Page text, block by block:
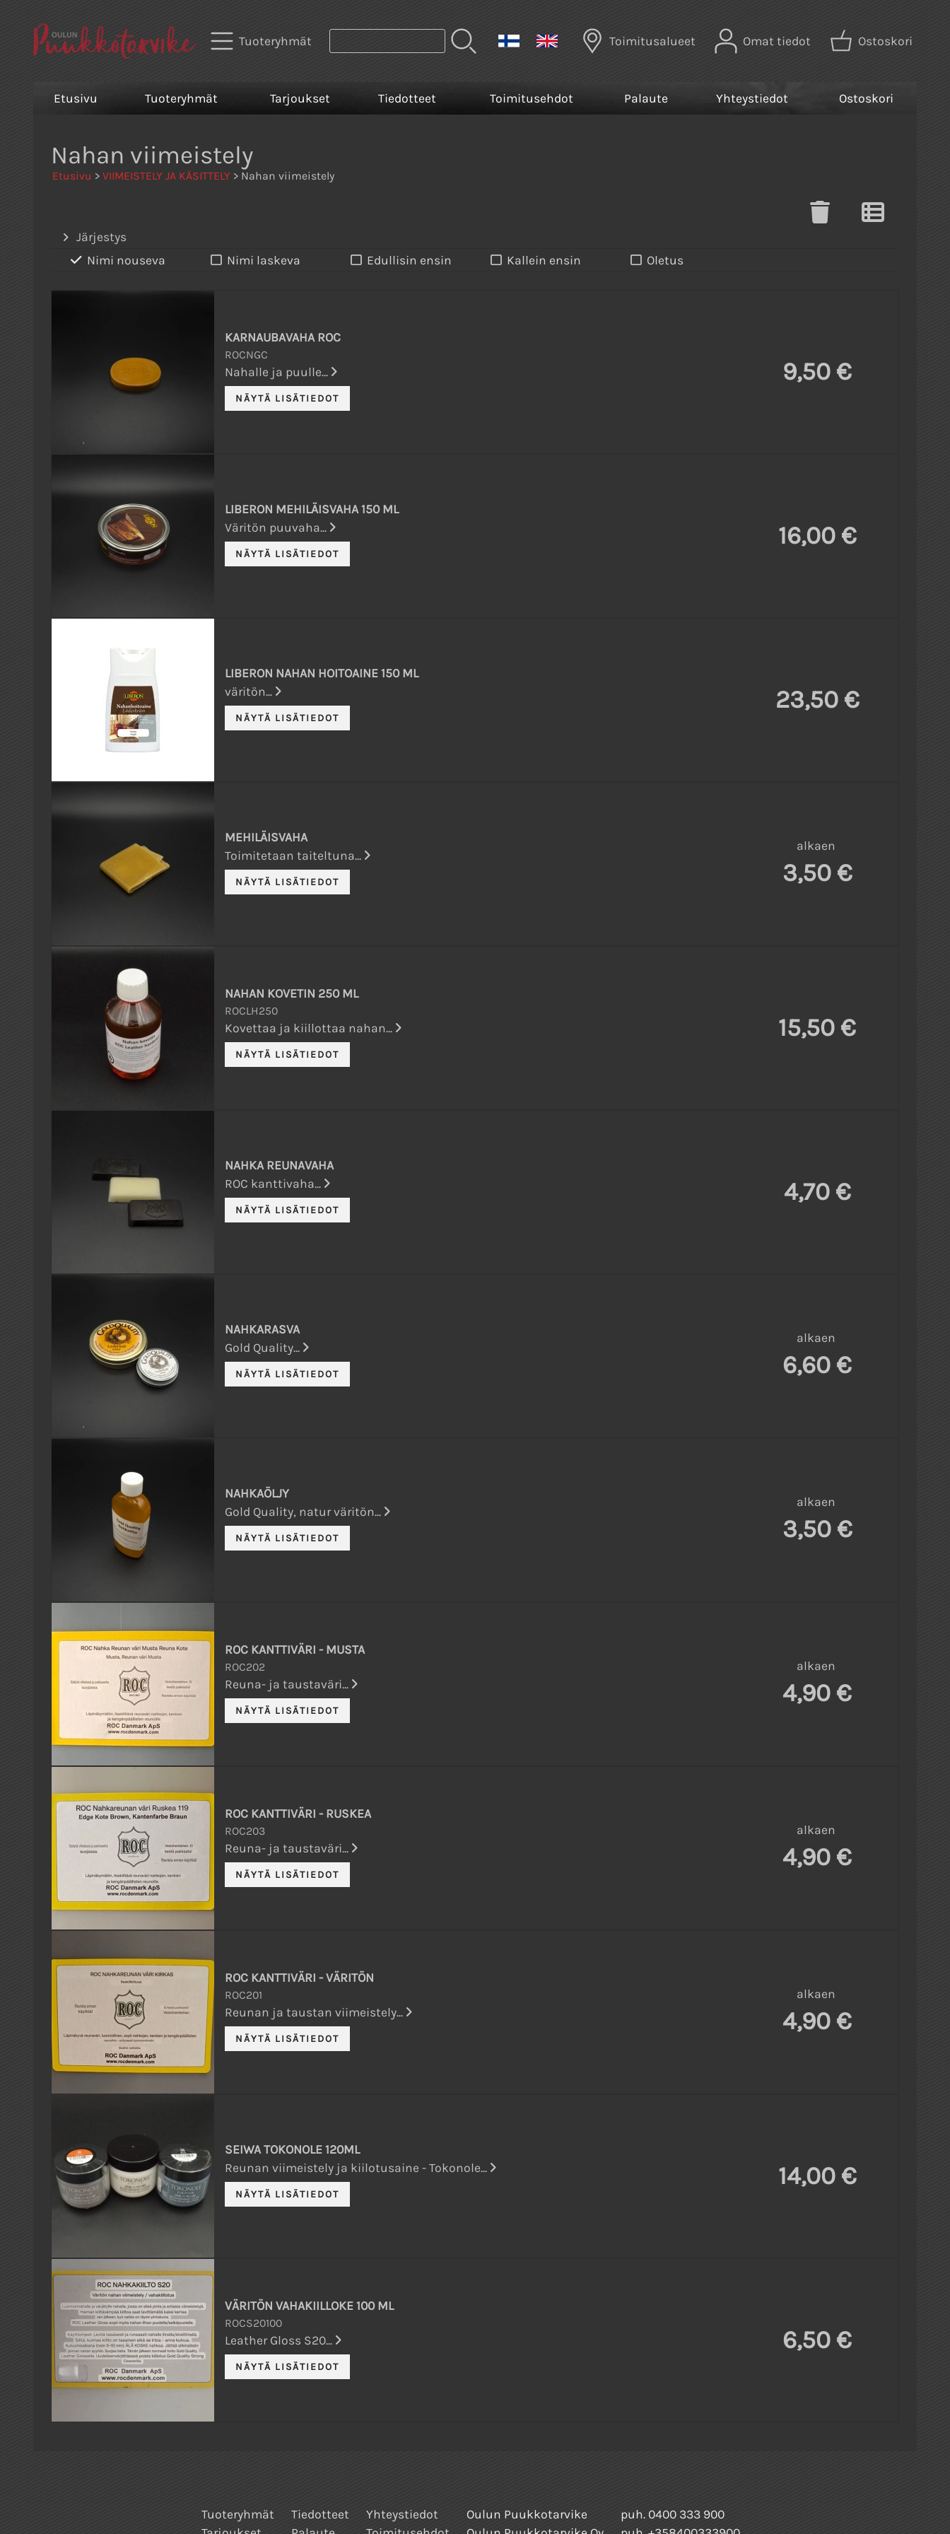
Tuoteryhmät Toimitusalueet Omat tiedot Ostoskori
Etusivu Tuoteryhmät Tarjoukset Tiedotteet Toimitusehdot Palaute Yhteystiedot Ostoskori
Nahan viimeistely
Etusivu > VIIMEISTELY JA KÄSITTELY > Nahan viimeistely
Järjestys
Nimi nouseva
Nimi laskeva Edullisin ensin Kallein ensin Oletus
KARNAUBAVAHA ROC
ROCNGC
Nahalle ja puulle... 9,50 €
LIBERON MEHILÄISVAHA 150 ML
Väritön puuvaha...
16,00 €
LIBERON NAHAN HOITOAINE 150 ML
väritön...
23,50 €
MEHILÄISVAHA
Toimitetaan taiteltuna...
alkaen
3,50 €
NAHAN KOVETIN 250 ML
ROCLH250
Kovettaa ja kiillottaa nahan... 15,50 €
NAHKA REUNAVAHA
ROC kanttivaha...
4,70 €
NAHKARASVA
Gold Quality...
alkaen
6,60 €
NAHKAÖLJY
Gold Quality, natur väritön...
alkaen
3,50 €
ROC KANTTIVÄRI - MUSTA
ROC202
Reuna- ja taustaväri...
alkaen
4,90 €
ROC KANTTIVÄRI - RUSKEA
ROC203
Reuna- ja taustaväri...
alkaen
4,90 €
ROC KANTTIVÄRI - VÄRITÖN
ROC201
Reunan ja taustan viimeistely...
alkaen
4,90 €
SEIWA TOKONOLE 120ML
Reunan viimeistely ja kiilotusaine - Tokonole...
14,00 €
VÄRITÖN VAHAKIILLOKE 100 ML
ROCS20100
Leather Gloss S20... 6,50 €
Tuoteryhmät
Tiedotteet
Yhteystiedot
Oulun Puukkotarvike
puh. 0400 333 900